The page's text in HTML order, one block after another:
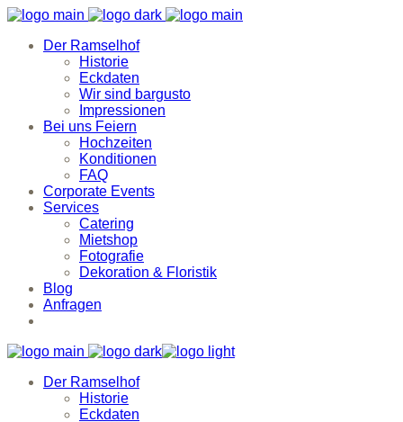
Der Ramselhof
Historie
Eckdaten
Wir sind bargusto
Impressionen
Bei uns Feiern
Hochzeiten
Konditionen
FAQ
Corporate Events
Services
Catering
Mietshop
Fotografie
Dekoration & Floristik
Blog
Anfragen
Der Ramselhof
Historie
Eckdaten